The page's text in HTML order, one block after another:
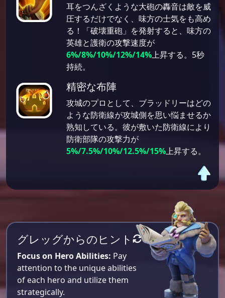
耳をつんざくような大砲の轟音は敵を威
圧するだけでなく、味方の士気をも高め
る！「破壊重砲」を発射すると、味方の
英雄と護衛の攻撃速度が
6%/8%/10%/12%/14%上昇する。5秒
持続。
精密な布陣
攻城のプロとして、ブラッドリーはどの
ような防衛線が攻城側を思い悩ませるか
熟知している。彼が敷いた防衛線により
防衛部隊の攻撃力が
5%/7.5%/10%/12.5%/15%上昇する。
グレッグからのヒント
Focus on Hero Abilities: Pay
attention to the unique abilities
of each hero and utilize them
strategically.